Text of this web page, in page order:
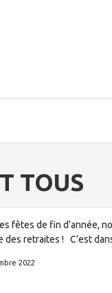
TOUS
fêtes de fin d’année,
des retraites ! C’est
2022